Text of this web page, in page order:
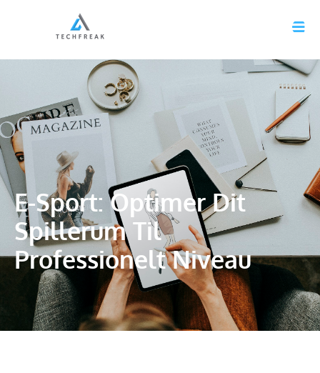
E-Sport: Optimer Dit
Spillerum Til
Professionelt Niveau